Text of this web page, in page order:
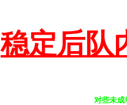
稳定后队
对些未成年想加队的说句